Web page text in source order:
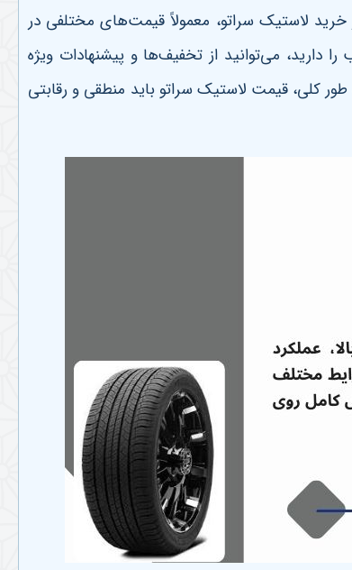
خرید لاستیک سراتو، معمولاً قیمت‌های مختلفی در
دارید، می‌توانید از تخفیف‌ها و پیشنهادات ویژه
کلی، قیمت لاستیک سراتو باید منطقی و رقابتی